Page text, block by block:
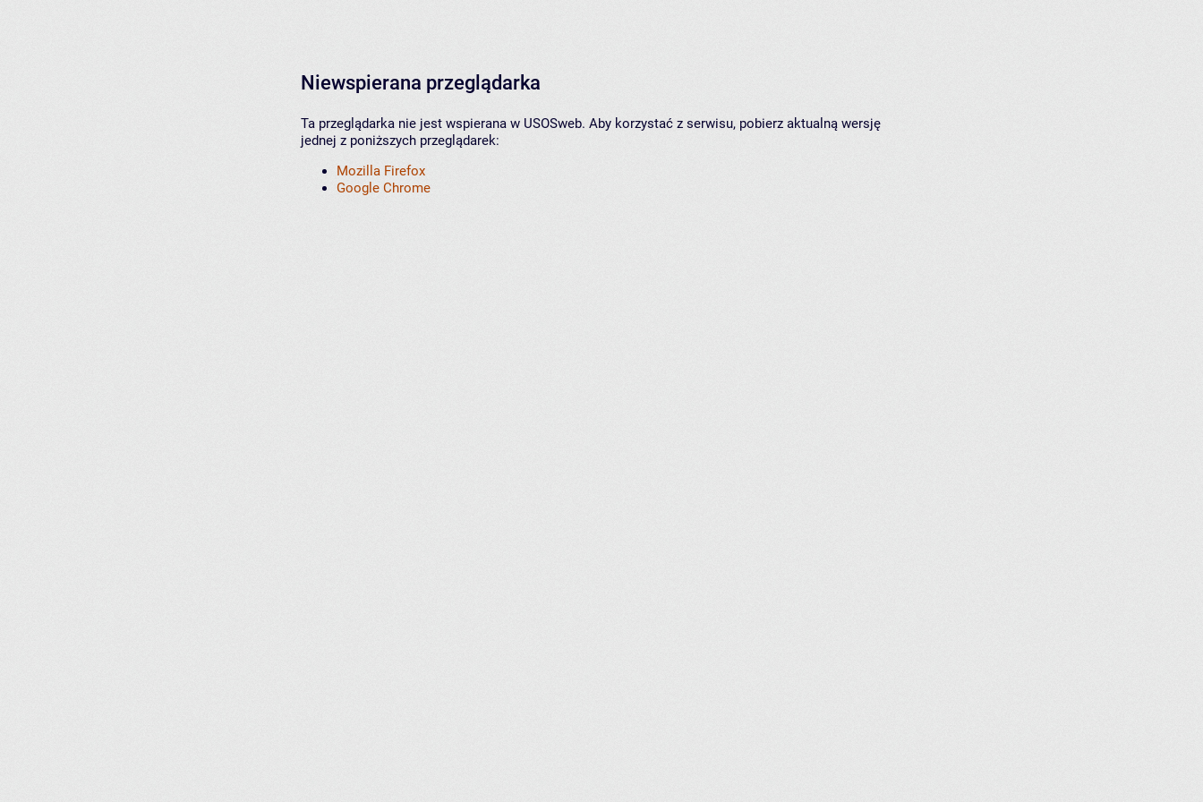
Niewspierana przeglądarka
Ta przeglądarka nie jest wspierana w USOSweb. Aby korzystać z serwisu, pobierz aktualną wersję
jednej z poniższych przeglądarek:
Mozilla Firefox
Google Chrome